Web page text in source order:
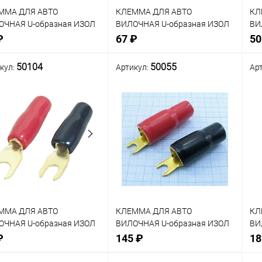
ДЛЯ АВТО
U-образная ИЗОЛ
Кабель 4мм2
7-110)
Нет в наличии
КЛЕММА ДЛЯ АВТО
ВИЛОЧНАЯ U-образная ИЗОЛ
ПОД М4/Кабель 8мм2 ЧЕРНАЯ
BW4993-BC)
67 ₽
Сравнение
В
избранное
Нет в наличии
50104
ДЛЯ АВТО
U-образная ИЗОЛ
Кабель 21мм2
Артикул: 50055
КЛЕММА ДЛЯ АВТО
ВИЛОЧНАЯ U-образная ИЗОЛ
ПОД М5/Кабель 35мм2
145 ₽